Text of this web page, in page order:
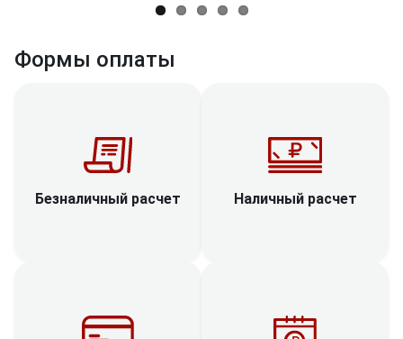
Формы оплаты
Безналичный расчет Наличный расчет